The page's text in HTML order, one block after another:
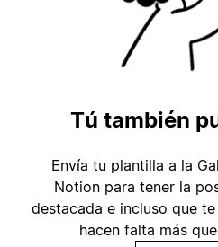
Tú también
Envía tu plantilla a la
Notion para tener la
destacada e incluso que
hacen falta más